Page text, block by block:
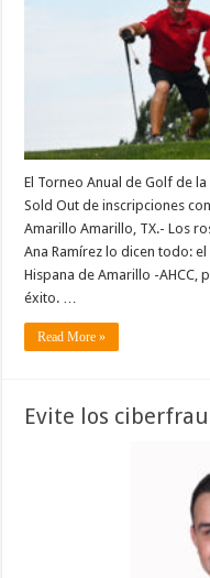
El Torneo Anual de Golf de
Sold Out de inscripciones
Amarillo Amarillo, TX.- Los
Ana Ramírez lo dicen todo:
Hispana de Amarillo -AHCC,
éxito. …
Read More »
Evite los